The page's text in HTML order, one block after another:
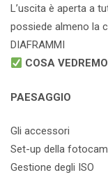
L’uscita è aperta a
possiede almeno la
DIAFRAMMI
COSA VEDREMO
PAESAGGIO
Gli accessori
Set-up della
Gestione degli ISO